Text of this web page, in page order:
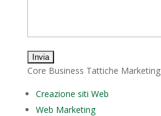
Core Business Tattiche Marketing
Creazione siti Web
Web Marketing